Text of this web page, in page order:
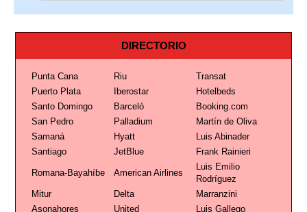
DIRECTORIO
Punta Cana Riu
Transat
Puerto Plata
Iberostar
Hotelbeds
Santo Domingo
Barceló
Booking.com
San Pedro
Palladium
Martín de Oliva
Samaná
Hyatt
Luis Abinader
Santiago
JetBlue Frank Rainieri
Romana-Bayahíbe American Airlines
Luis Emilio
Rodríguez
Mitur
Delta
Marranzini
Asonahores
United Luis Gallego